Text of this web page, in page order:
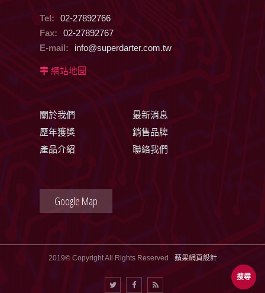
搜尋
Tel:
02-27892766
Fax:
02-27892767
E-mail:
info@superdarter.com.tw
網站地圖
關於我們
最新消息
歷年獲獎
銷售品牌
產品介紹
聯絡我們
Google Map
2019© Copyright All Rights Reserved 蘋果網頁設計